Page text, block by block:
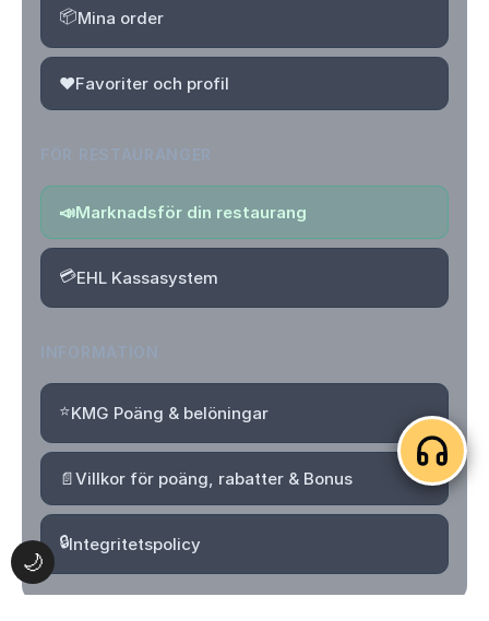
🌙
📦Mina order
❤️Favoriter och profil
📣Marknadsför din restaurang
💳EHL Kassasystem
⭐KMG Poäng & belöningar
📄Villkor för poäng, rabatter & Bonus
🔒Integritetspolicy